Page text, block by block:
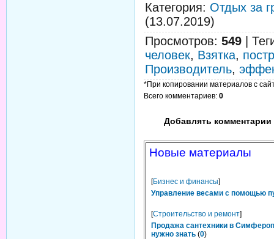
Категория: Отдых за
(13.07.2019)
Просмотров: 549
человек, Взятка,
Производитель,
*При копировании материалов с
Всего комментариев: 0
Добавлять комментарии
Новые материалы
[Бизнес и финансы]
Управление весами с помощью
[Строительство и ремонт]
Продажа сантехники в
нужно знать (0)